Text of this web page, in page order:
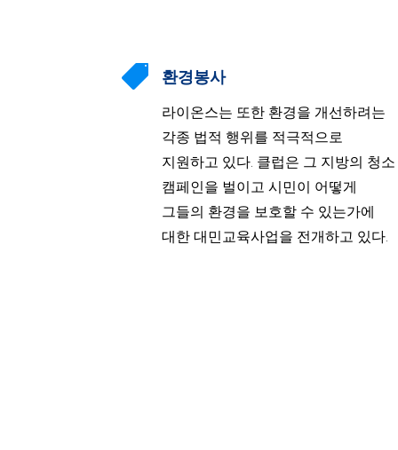
 환경봉사
라이온스는 또한 환경을 개선하려는
각종 법적 행위를 적극적으로
지원하고 있다. 클럽은 그 지방의 청소
캠페인을 벌이고 시민이 어떻게
그들의 환경을 보호할 수 있는가에
대한 대민교육사업을 전개하고 있다.